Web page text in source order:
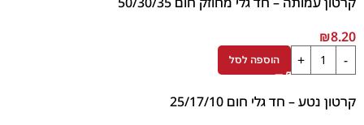
₪8.20
הוספה לסל
קרטון נטע – חד גלי חום 25/17/10